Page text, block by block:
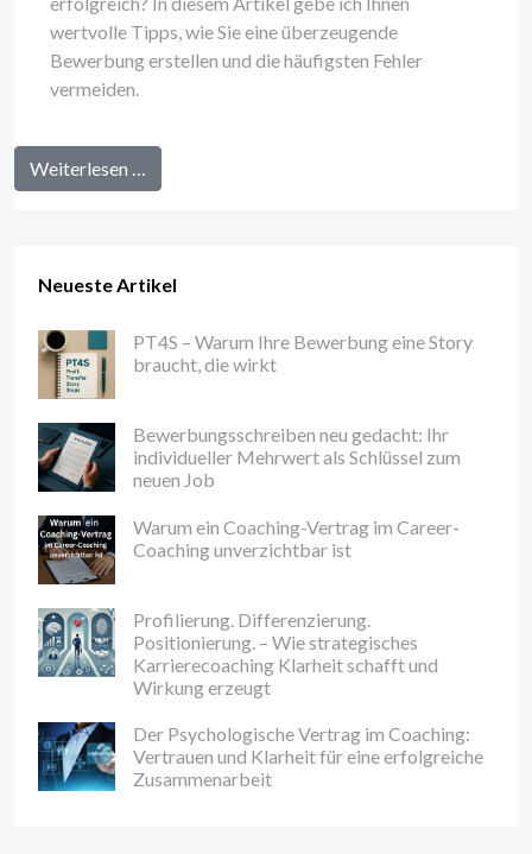
wertvolle Tipps, wie Sie eine überzeugende
Bewerbung erstellen und die häufigsten Fehler
vermeiden.
Weiterlesen …
Neueste Artikel
PT4S – Warum Ihre Bewerbung eine Story
braucht, die wirkt
Bewerbungsschreiben neu gedacht: Ihr
individueller Mehrwert als Schlüssel zum
neuen Job
Warum ein Coaching-Vertrag im Career-
Coaching unverzichtbar ist
Profilierung. Differenzierung.
Positionierung. – Wie strategisches
Karrierecoaching Klarheit schafft und
Wirkung erzeugt
Der Psychologische Vertrag im Coaching:
Vertrauen und Klarheit für eine erfolgreiche
Zusammenarbeit